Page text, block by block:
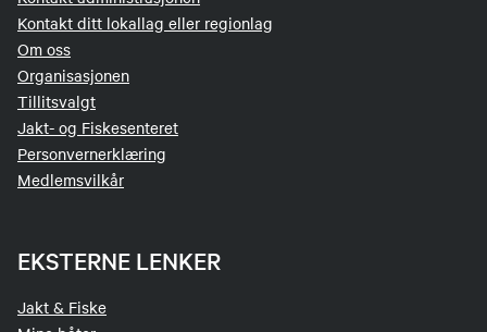
Kontakt ditt lokallag eller regionlag
Om oss
Organisasjonen
Tillitsvalgt
Jakt- og Fiskesenteret
Personvernerklæring
Medlemsvilkår
EKSTERNE LENKER
Jakt & Fiske